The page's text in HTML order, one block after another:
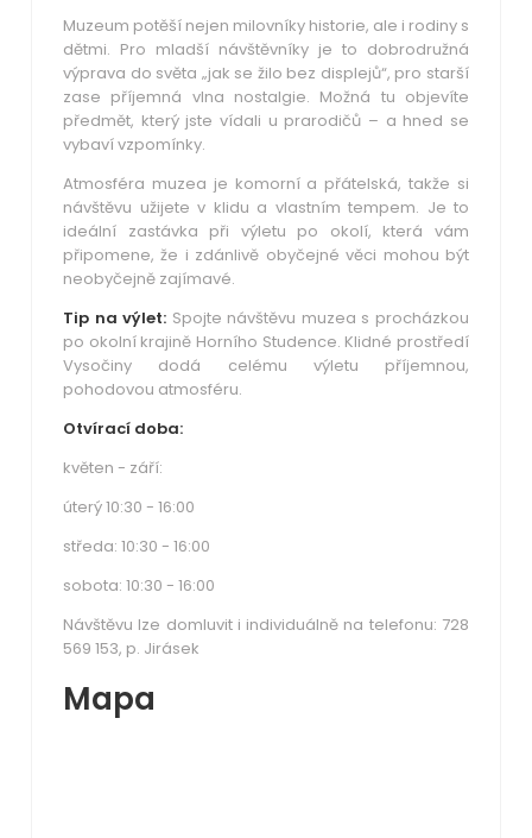
Muzeum potěší nejen milovníky historie, ale i rodiny s
dětmi. Pro mladší návštěvníky je to dobrodružná
výprava do světa „jak se žilo bez displejů“, pro starší
zase příjemná vlna nostalgie. Možná tu objevíte
předmět, který jste vídali u prarodičů – a hned se
vybaví vzpomínky.
Atmosféra muzea je komorní a přátelská, takže si
návštěvu užijete v klidu a vlastním tempem. Je to
ideální zastávka při výletu po okolí, která vám
připomene, že i zdánlivě obyčejné věci mohou být
neobyčejně zajímavé.
Tip na výlet: Spojte návštěvu muzea s procházkou
po okolní krajině Horního Studence. Klidné prostředí
Vysočiny dodá celému výletu příjemnou,
pohodovou atmosféru.
Otvírací doba:
květen - září:
úterý 10:30 - 16:00
středa: 10:30 - 16:00
sobota: 10:30 - 16:00
Návštěvu lze domluvit i individuálně na telefonu: 728
569 153, p. Jirásek
Mapa